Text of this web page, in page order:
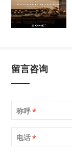
留言咨询
称呼*
电话*